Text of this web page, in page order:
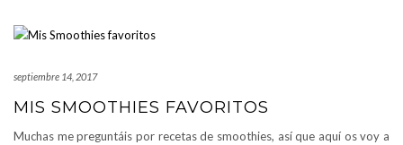
septiembre 14, 2017
MIS SMOOTHIES FAVORITOS
Muchas me preguntáis por recetas de smoothies, así que aquí os voy a